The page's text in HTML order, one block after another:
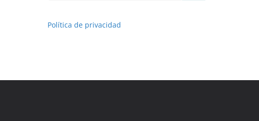
Política de privacidad